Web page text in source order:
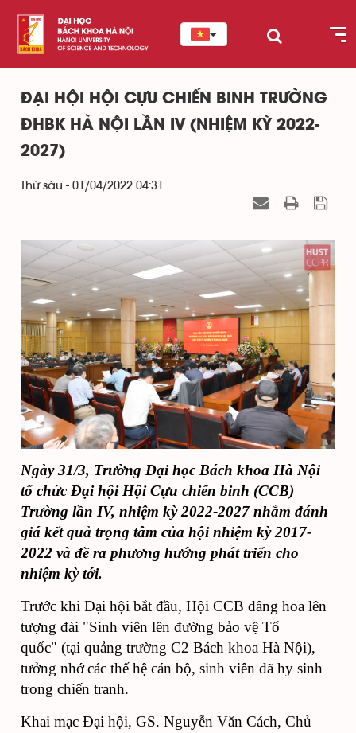
ĐẠI HỘI HỘI CỰU CHIẾN BINH TRƯỜNG
ĐHBK HÀ NỘI LẦN IV (NHIỆM KỲ 2022-
2027)
Thứ sáu - 01/04/2022 04:31
Ngày 31/3, Trường Đại học Bách khoa Hà Nội
tổ chức Đại hội Hội Cựu chiến binh (CCB)
Trường lần IV, nhiệm kỳ 2022-2027 nhằm đánh
giá kết quả trọng tâm của hội nhiệm kỳ2017-
2022 và đề ra phương hướng phát triển cho
nhiệm kỳ tới.
Trước khi Đại hội bắt đầu, Hội CCB dâng hoa lên
tượng đài "Sinh viên lên đường bảo vệ Tổ
quốc" (tại quảng trường C2 Bách khoa Hà Nội),
tưởng nhớcác thế hệ cán bộ, sinh viên đã hy sinh
trong chiến tranh.
Khai mạc Đại hội, GS. Nguyễn Văn Cách, Chủ